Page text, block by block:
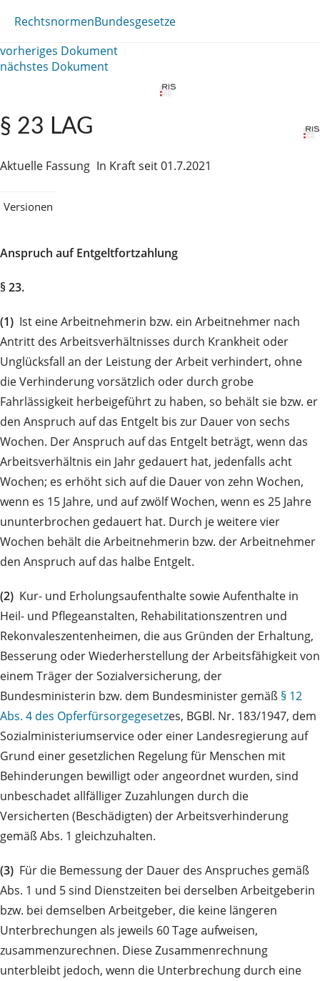
RechtsnormenBundesgesetze
vorheriges Dokument
nächstes Dokument
§ 23 LAG
Aktuelle Fassung In Kraft seit 01.7.2021
Versionen
Anspruch auf Entgeltfortzahlung
§ 23.
(1) Ist eine Arbeitnehmerin bzw. ein Arbeitnehmer nach
Antritt des Arbeitsverhältnisses durch Krankheit oder
Unglücksfall an der Leistung der Arbeit verhindert, ohne
die Verhinderung vorsätzlich oder durch grobe
Fahrlässigkeit herbeigeführt zu haben, so behält sie bzw. er
den Anspruch auf das Entgelt bis zur Dauer von sechs
Wochen. Der Anspruch auf das Entgelt beträgt, wenn das
Arbeitsverhältnis ein Jahr gedauert hat, jedenfalls acht
Wochen; es erhöht sich auf die Dauer von zehn Wochen,
wenn es 15 Jahre, und auf zwölf Wochen, wenn es 25 Jahre
ununterbrochen gedauert hat. Durch je weitere vier
Wochen behält die Arbeitnehmerin bzw. der Arbeitnehmer
den Anspruch auf das halbe Entgelt.
(2) Kur- und Erholungsaufenthalte sowie Aufenthalte in
Heil- und Pflegeanstalten, Rehabilitationszentren und
Rekonvaleszentenheimen, die aus Gründen der Erhaltung,
Besserung oder Wiederherstellung der Arbeitsfähigkeit von
einem Träger der Sozialversicherung, der
Bundesministerin bzw. dem Bundesminister gemäß § 12
Abs. 4 des Opferfürsorgegesetzes, BGBl. Nr. 183/1947, dem
Sozialministeriumservice oder einer Landesregierung auf
Grund einer gesetzlichen Regelung für Menschen mit
Behinderungen bewilligt oder angeordnet wurden, sind
unbeschadet allfälliger Zuzahlungen durch die
Versicherten (Beschädigten) der Arbeitsverhinderung
gemäß Abs. 1 gleichzuhalten.
(3) Für die Bemessung der Dauer des Anspruches gemäß
Abs. 1 und 5 sind Dienstzeiten bei derselben Arbeitgeberin
bzw. bei demselben Arbeitgeber, die keine längeren
Unterbrechungen als jeweils 60 Tage aufweisen,
zusammenzurechnen. Diese Zusammenrechnung
unterbleibt jedoch, wenn die Unterbrechung durch eine